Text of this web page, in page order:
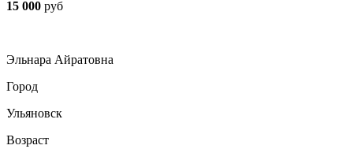
15 000 руб
Эльнара Айратовна
Город
Ульяновск
Возраст